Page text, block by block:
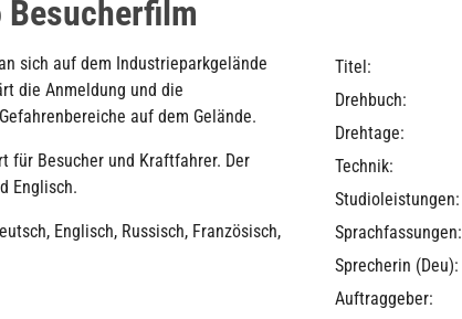
sich auf dem Industrieparkgelände
die Anmeldung und die
auf dem Gelände.
für Besucher und Kraftfahrer. Der
Englisch.
Englisch, Russisch, Französisch,
Titel:
Drehbuch:
Drehtage:
Technik:
Studioleistungen:
Sprachfassungen:
Sprecherin (Deu):
Auftraggeber: